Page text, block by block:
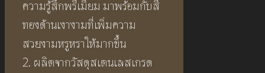
ความรู้สึกพรีเมี่ยม มาพร้อมกับสี
ทองด้านเงางามที่เพิ่มความ
สวยงามหรูหราให้มากขึ้น
2. ผลิตจากวัสดุสเตนเลสเกรด